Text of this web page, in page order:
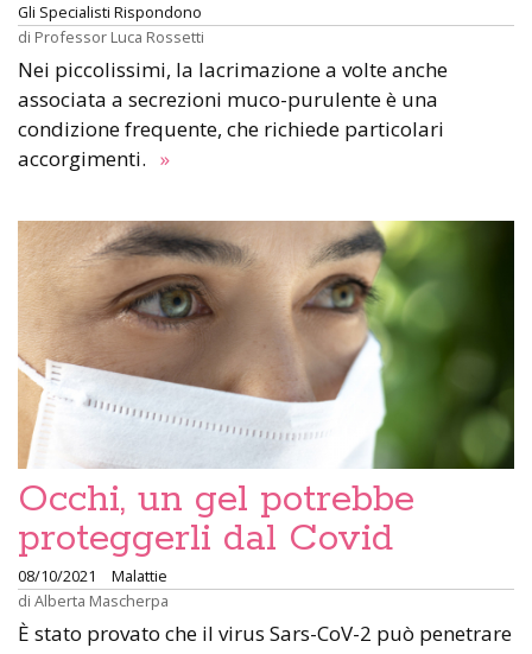
Gli Specialisti Rispondono
di Professor Luca Rossetti
Nei piccolissimi, la lacrimazione a volte anche
associata a secrezioni muco-purulente è una
condizione frequente, che richiede particolari
accorgimenti. »
Occhi, un gel potrebbe
proteggerli dal Covid
08/10/2021
Malattie
di Alberta Mascherpa
È stato provato che il virus Sars-CoV-2 può penetrare